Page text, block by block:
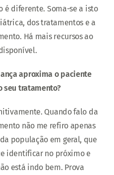
é diferente. Soma-se a isto
dos tratamentos e a
Há mais recursos ao
aproxima o paciente
seu tratamento?
Quando falo da
não me refiro apenas
população em geral, que
identificar no próximo e
está indo bem. Prova